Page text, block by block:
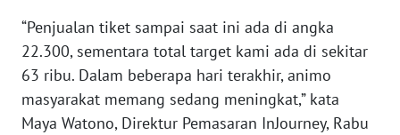
“Penjualan tiket sampai saat ini ada di angka
22.300, sementara total target kami ada di sekitar
63 ribu. Dalam beberapa hari terakhir, animo
masyarakat memang sedang meningkat,” kata
Maya Watono, Direktur Pemasaran InJourney, Rabu
WN
BANTEN
WN
NTT